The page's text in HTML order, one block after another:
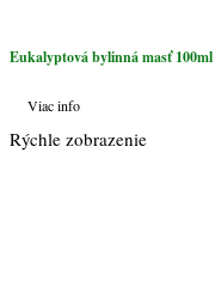
Eukalyptová bylinná masť 100ml
Viac info
Rýchle zobrazenie